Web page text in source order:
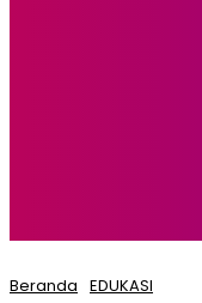
Beranda EDUKASI